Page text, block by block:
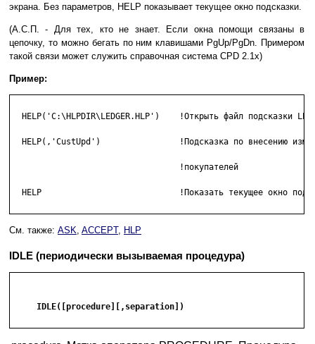
экрана. Без параметров, HELP показывает текущее окно подсказки.
(А.С.П. - Для тех, кто не знает. Если окна помощи связаны в
цепочку, то можно бегать по ним клавишами PgUp/PgDn. Примером
такой связи может служить справочная система CPD 2.1x)
Пример:
HELP('C:\HLPDIR\LEDGER.HLP')    !Открыть файл подсказки
HELP(,'CustUpd')                !Подсказка по внесению
                                  !покупателей
HELP                            !Показать текущее окно
См. также: ASK, ACCEPT, HLP
IDLE (периодически вызываемая процедура)
     IDLE([procedure][,separation])